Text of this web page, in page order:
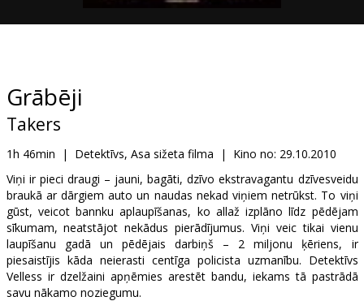
B2B
Kino
Klubs
Grābēji
Takers
1h 46min | Detektīvs, Asa sižeta filma | Kino no: 29.10.2010
Viņi ir pieci draugi – jauni, bagāti, dzīvo ekstravagantu dzīvesveidu
braukā ar dārgiem auto un naudas nekad viņiem netrūkst. To viņi
gūst, veicot bannku aplaupīšanas, ko allaž izplāno līdz pēdējam
sīkumam, neatstājot nekādus pierādījumus. Viņi veic tikai vienu
laupīšanu gadā un pēdējais darbiņš – 2 miljonu ķēriens, ir
piesaistījis kāda neierasti centīga policista uzmanību. Detektīvs
Velless ir dzelžaini apņēmies arestēt bandu, iekams tā pastrādā
savu nākamo noziegumu.